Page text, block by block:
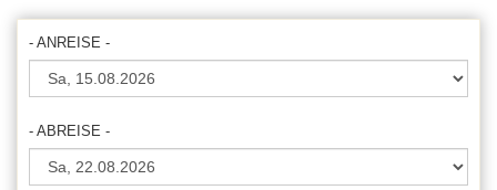
- ANREISE -
- ABREISE -